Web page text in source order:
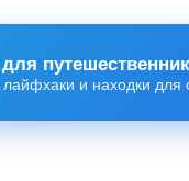
и находки